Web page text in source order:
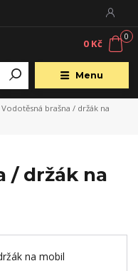
Menu
0
0 Kč
Vodotěsná brašna / držák na
/ držák na